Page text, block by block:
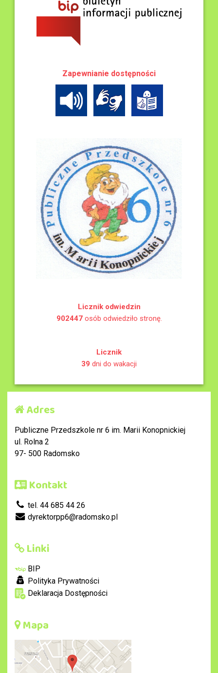
Zapewnianie dostępności
Licznik odwiedzin
902447osób odwiedziło stronę.
Licznik
39 dni do wakacji
Adres
Publiczne Przedszkole nr 6 im. Marii Konopnickiej
ul. Rolna 2
97- 500 Radomsko
Kontakt
tel. 44 685 44 26
dyrektorpp6@radomsko.pl
Linki
BIP
Polityka Prywatności
Deklaracja Dostępności
Mapa